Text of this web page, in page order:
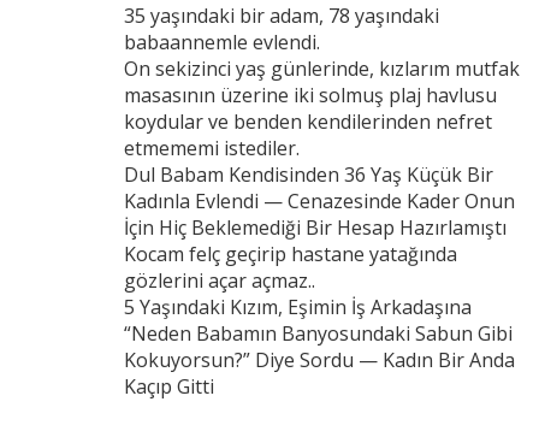
35 yaşındaki bir adam, 78 yaşındaki
babaannemle evlendi.
On sekizinci yaş günlerinde, kızlarım mutfak
masasının üzerine iki solmuş plaj havlusu
koydular ve benden kendilerinden nefret
etmememi istediler.
Dul Babam Kendisinden 36 Yaş Küçük Bir
Kadınla Evlendi — Cenazesinde Kader Onun
İçin Hiç Beklemediği Bir Hesap Hazırlamıştı
Kocam felç geçirip hastane yatağında
gözlerini açar açmaz..
5 Yaşındaki Kızım, Eşimin İş Arkadaşına
“Neden Babamın Banyosundaki Sabun Gibi
Kokuyorsun?” Diye Sordu — Kadın Bir Anda
Kaçıp Gitti